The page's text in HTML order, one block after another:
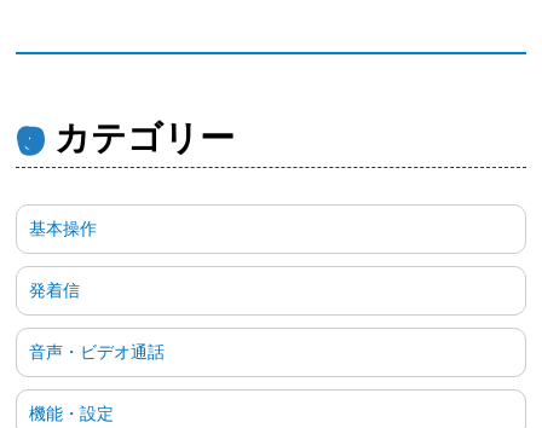
カテゴリー
基本操作
発着信
音声・ビデオ通話
機能・設定